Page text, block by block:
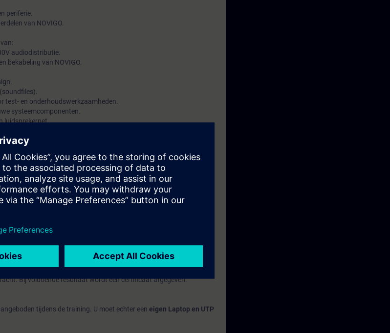
periferie.
van NOVIGO.
audiodistributie.
bekabeling van NOVIGO.
test- en onderhoudswerkzaamheden.
systeemcomponenten.
luidsprekernet
over alle noodzakelijke theoretische- en praktische kennis om het
en in bedrijf te stellen met behulp van de NOVIGO-Design
is gewenst.
Bij voldoende resultaat wordt een certificaat afgegeven.
tijdens de training. U moet echter een eigen Laptop en UTP